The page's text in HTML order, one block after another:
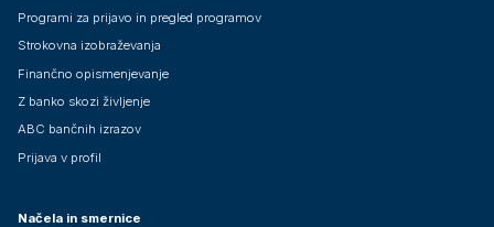
Programi za prijavo in pregled programov
Strokovna izobraževanja
Finančno opismenjevanje
Z banko skozi življenje
ABC bančnih izrazov
Prijava v profil
Načela in smernice